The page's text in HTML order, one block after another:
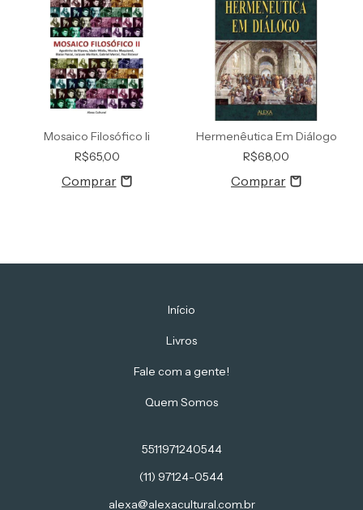
Mosaico Filosófico Ii
R$65,00
Hermenêutica Em Diálogo
R$68,00
Início
Livros
Fale com a gente!
Quem Somos
5511971240544
(11) 97124-0544
alexa@alexacultural.com.br